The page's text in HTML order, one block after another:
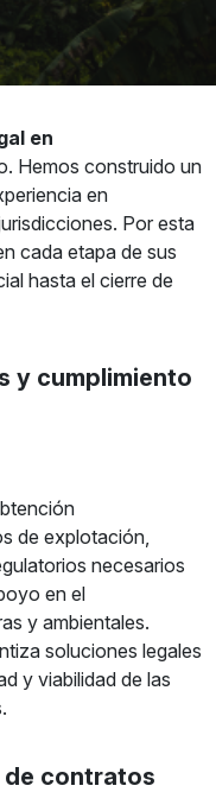
en
Hemos construido un
en
Por esta
cada etapa de sus
hasta el cierre de
y cumplimiento
de explotación,
necesarios
en el
y ambientales.
soluciones legales
y viabilidad de las
de contratos